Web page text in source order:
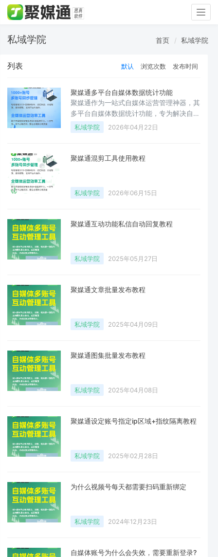
私域学院 首页 私域学院
列表 默认 浏览次数 发布时间
聚媒通多平台自媒体数据统计功能
聚媒通作为一站式自媒体运营管理神器，其
多平台自媒体数据统计功能，专为解决自媒
体运营中“数据孤岛”“人工统计低效”等痛点
而生，支持抖音、快手、微信公众号、视频
台的数据聚合统计，覆盖多维度核心数据，
核心能力。一、核心功能基础类Q1：聚媒
通数据统计功能，能实现多平台数据统一管
私域学院 2026年04月22日
聚媒通混剪工具使用教程
私域学院 2026年06月15日
聚媒通互动功能私信自动回复教程
私域学院 2025年05月27日
聚媒通文章批量发布教程
私域学院 2025年04月09日
聚媒通图集批量发布教程
私域学院 2025年04月08日
聚媒通设定账号指定ip区域+指纹隔离教程
私域学院 2025年02月28日
为什么视频号每天都需要扫码重新绑定
私域学院 2024年12月23日
自媒体账号为什么会失效，需要重新登录?